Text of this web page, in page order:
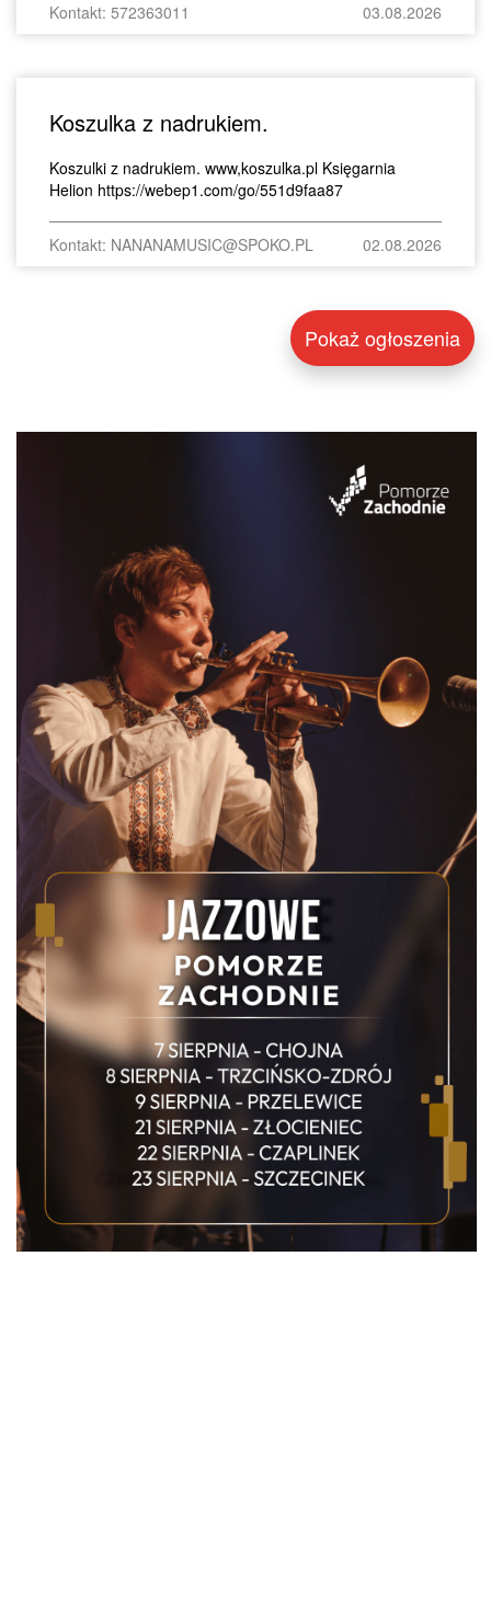
Kontakt: 572363011 03.08.2026
Koszulka z nadrukiem.
Koszulki z nadrukiem. www,koszulka.pl Księgarnia
Helion https://webep1.com/go/551d9faa87
Kontakt: NANANAMUSIC@SPOKO.PL 02.08.2026
Pokaż ogłoszenia